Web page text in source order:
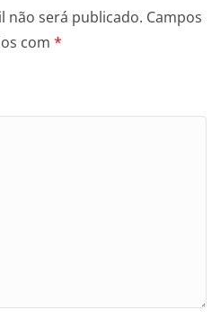
não será publicado. Campos
com *